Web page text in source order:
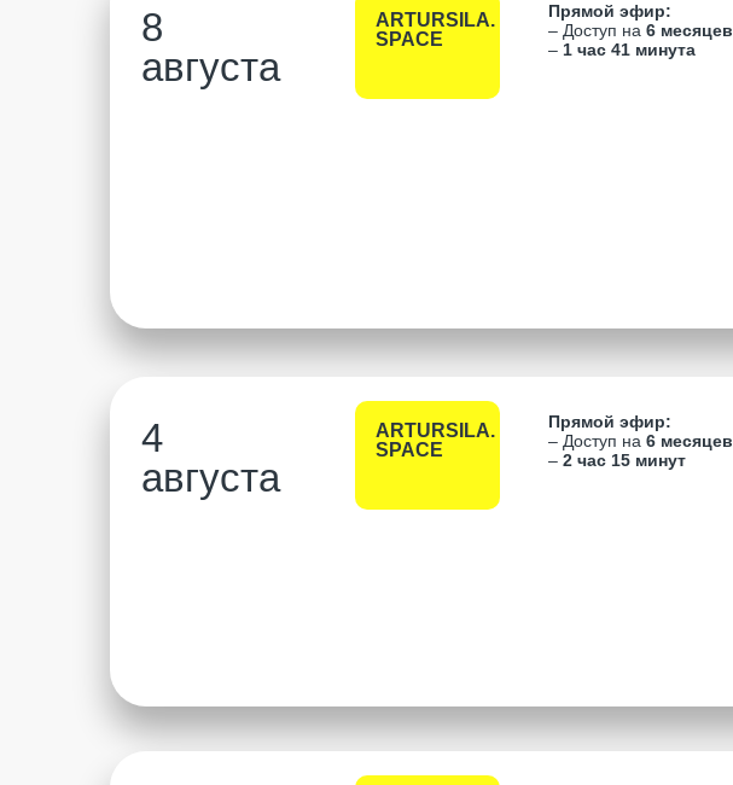
Прямой эфир:
– Доступ на 6 месяцев
– 1 час 41 минута
8
августа
ARTURSILA.
SPACE
Прямой эфир:
– Доступ на 6 месяцев
– 2 час 15 минут
4
августа
ARTURSILA.
SPACE